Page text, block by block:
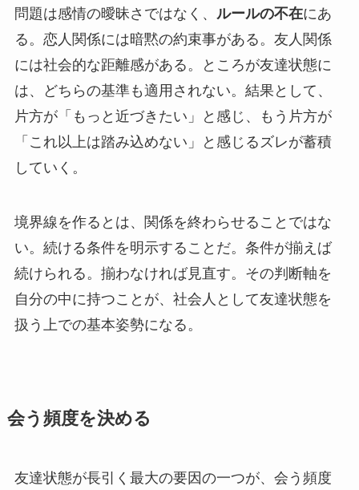
問題は感情の曖昧さではなく、 ルールの不在にあ
る。恋人関係には暗黙の約束事がある。友人関係
には社会的な距離感がある。ところが友達状態に
は、どちらの基準も適用されない。結果として、
片方が「もっと近づきたい」と感じ、もう片方が
「これ以上は踏み込めない」と感じるズレが蓄積
していく。
境界線を作るとは、関係を終わらせることではな
い。続ける条件を明示することだ。条件が揃えば
続けられる。揃わなければ見直す。その判断軸を
自分の中に持つことが、社会人として友達状態を
扱う上での基本姿勢になる。
会う頻度を決める
友達状態が長引く最大の要因の一つが、会う頻度